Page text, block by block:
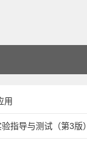
用
指导与测试（第3版）